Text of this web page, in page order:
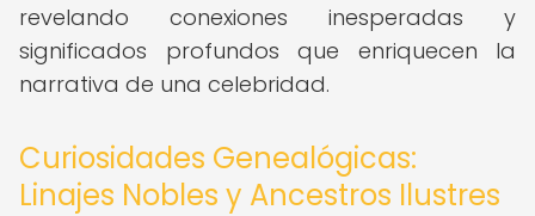
revelando conexiones inesperadas y
significados profundos que enriquecen la
narrativa de una celebridad.
Curiosidades Genealógicas:
Linajes Nobles y Ancestros Ilustres